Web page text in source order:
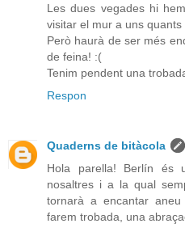
Les dues vegades hi
visitar el mur a uns
Però haurà de ser més
de feina! :(
Tenim pendent una
Respon
Quaderns de bitàcola
Hola parella! Berlín és
nosaltres i a la qual
tornarà a encantar
farem trobada, una